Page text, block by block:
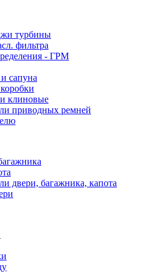
турбины
фильтра
- ГРМ
сапуна
клиновые
приводных ремней
двери, багажника, капота